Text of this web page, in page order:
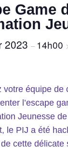
Game
2023– 14h00
votre équipe de
l’escape
Jeunesse
le PIJ a été
cette délicate